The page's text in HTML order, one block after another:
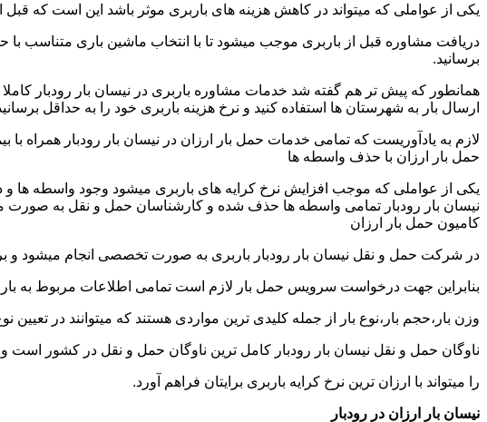
یکی از عواملی که میتواند در کاهش هزینه های باربری موثر باشد این است که
دریافت مشاوره قبل از باربری موجب میشود تا با انتخاب ماشین باری متناسب
برسانید.
همانطور که پیش تر هم گفته شد خدمات مشاوره باربری در نیسان بار رودبار
ارسال بار به شهرستان ها استفاده کنید و نرخ هزینه باربری خود را به حداقل
لازم به یادآوریست که تمامی خدمات حمل بار ارزان در نیسان بار رودبار همراه با
حمل بار ارزان با حذف واسطه ها
یکی از عواملی که موجب افزایش نرخ کرایه های باربری میشود وجود واسطه ها و
نیسان بار رودبار تمامی واسطه ها حذف شده و کارشناسان حمل و نقل به صورت
کامیون حمل بار ارزان
در شرکت حمل و نقل نیسان بار رودبار باربری به صورت تخصصی انجام میشود و
بنابراین جهت درخواست سرویس حمل بار لازم است تمامی اطلاعات مربوط به بار را
وزن بار،حجم بار،نوع بار از جمله کلیدی ترین مواردی هستند که میتوانند در تعیین
ناوگان حمل و نقل نیسان بار رودبار کامل ترین ناوگان حمل و نقل در کشور است
را میتواند با ارزان ترین نرخ کرایه باربری برایتان فراهم آورد.
نیسان بار ارزان در رودبار